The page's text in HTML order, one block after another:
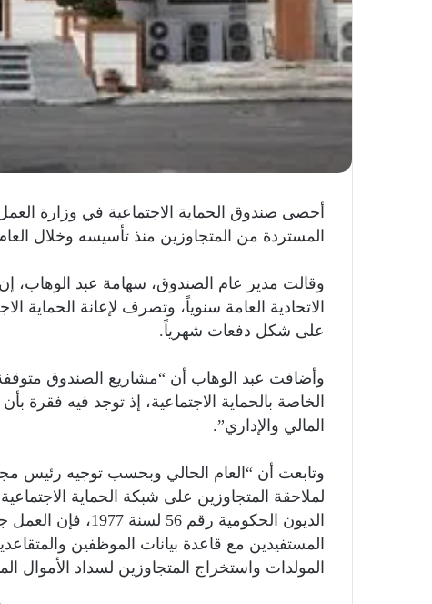
أحصى صندوق الحماية الاجتماعية في وزارة
المستردة من المتجاوزين منذ تأسيسه وخلال العام الحالي 2024، فيما أوضح سبب
وقالت مدير عام الصندوق، سهامة عبد الوهاب،
الاتحادية العامة سنوياً، وتصرف لإعانة الحماية
على شكل دفعات شهرياً.
الخاصة بالحماية الاجتماعية، إذ توجد فيه فقرة
المالي والإداري”.
وتابعت أن “العام الحالي وبحسب توجيه رئيس
لملاحقة المتجاوزين على شبكة الحماية
الديون الحكومية
المستفيدين مع قاعدة بيانات الموظفين
المولدات واستخراج المتجاوزين لسداد الأموال